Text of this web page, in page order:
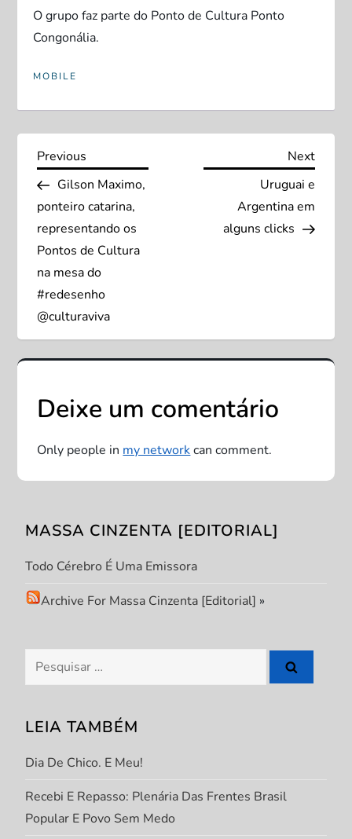
O grupo faz parte do Ponto de Cultura Ponto
Congonália.
MOBILE
N
a
v
e
g
a
ã
o
e
P
o
s
t
Previous
Post
Previous
Gilson Maximo,
ponteiro catarina,
representando os
Pontos de Cultura
na mesa do
#redesenho
@culturaviva
Next
Next
Uruguai e
Argentina em
alguns clicks
Deixe um comentário
Only people in my networkcan comment.
MASSA CINZENTA [EDITORIAL]
Todo Cérebro É Uma Emissora
Archive For Massa Cinzenta [Editorial] »
Pesquisar
por:
LEIA TAMBÉM
Dia De Chico. E Meu!
Recebi E Repasso: Plenária Das Frentes Brasil
Popular E Povo Sem Medo